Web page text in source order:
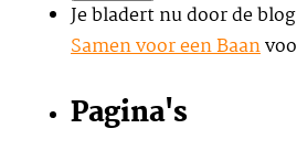
Je bladert nu door de
Samen voor een Baan
Pagina's